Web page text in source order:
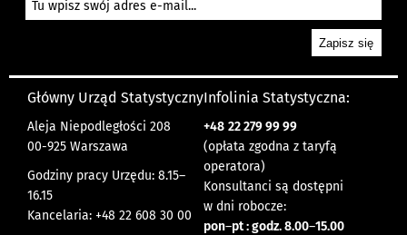
Główny Urząd Statystyczny
Aleja Niepodległości 208
00-925 Warszawa
Godziny pracy Urzędu: 8.15–
16.15
Kancelaria: +48 22 608 30 00
Infolinia Statystyczna:
+48 22 279 99 99
(opłata zgodna z taryfą
operatora)
Konsultanci są dostępni
w dni robocze:
pon–pt : godz. 8.00–15.00